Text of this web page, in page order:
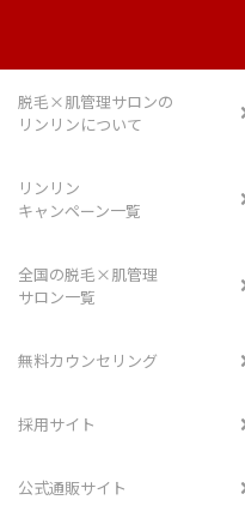
脱毛×肌管理サロンの
リンリンについて
リンリン
キャンペーン一覧
全国の脱毛×肌管理
サロン一覧
無料カウンセリング
採用サイト
公式通販サイト